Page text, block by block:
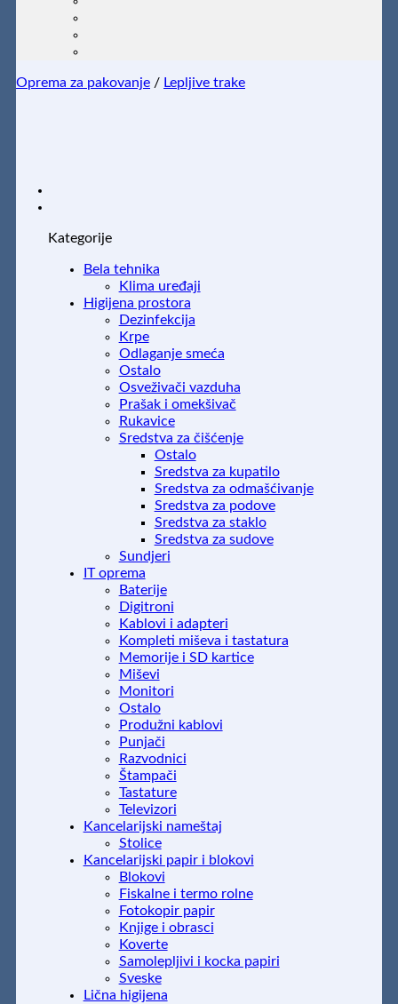
Oprema za pakovanje / Lepljive trake
Kategorije
Bela tehnika
Klima uređaji
Higijena prostora
Dezinfekcija
Krpe
Odlaganje smeća
Ostalo
Osveživači vazduha
Prašak i omekšivač
Rukavice
Sredstva za čišćenje
Ostalo
Sredstva za kupatilo
Sredstva za odmašćivanje
Sredstva za podove
Sredstva za staklo
Sredstva za sudove
Sundjeri
IT oprema
Baterije
Digitroni
Kablovi i adapteri
Kompleti miševa i tastatura
Memorije i SD kartice
Miševi
Monitori
Ostalo
Produžni kablovi
Punjači
Razvodnici
Štampači
Tastature
Televizori
Kancelarijski nameštaj
Stolice
Kancelarijski papir i blokovi
Blokovi
Fiskalne i termo rolne
Fotokopir papir
Knjige i obrasci
Koverte
Samolepljivi i kocka papiri
Sveske
Lična higijena